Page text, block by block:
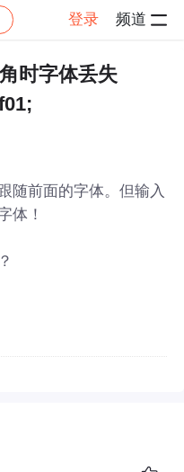
登录 频道
帖子详情
时字体丢失
随前面的字体。但输入
体！